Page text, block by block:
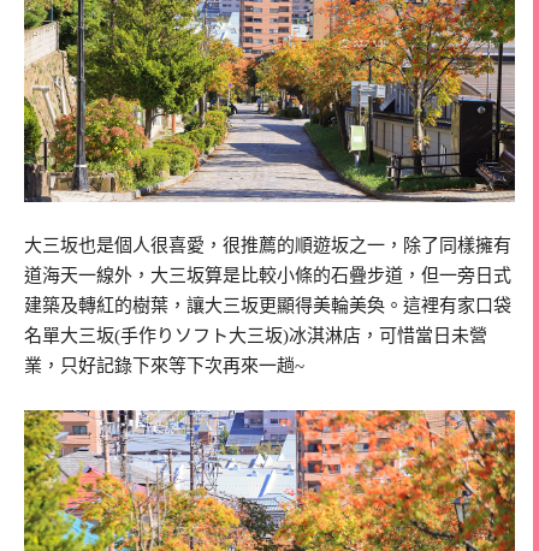
大三坂也是個人很喜愛，很推薦的順遊坂之一，除了同樣擁有
道海天一線外，大三坂算是比較小條的石疊步道，但一旁日式
建築及轉紅的樹葉，讓大三坂更顯得美輪美奐。這裡有家口袋
名單大三坂(手作りソフト大三坂)冰淇淋店，可惜當日未營
業，只好記錄下來等下次再來一趟~